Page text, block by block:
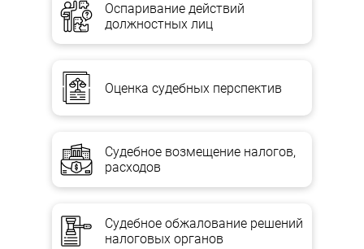
Оспаривание действий
должностных лиц
Оценка судебных перспектив
Судебное возмещение налогов,
расходов
Судебное обжалование решений
налоговых органов